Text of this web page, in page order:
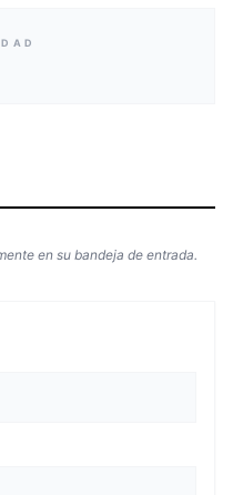
en su bandeja de entrada.